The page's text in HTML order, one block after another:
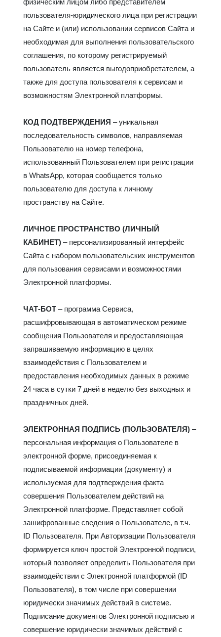
физическим лицом либо представителем
пользователя-юридического лица при регистрации
на Сайте и (или) использовании сервисов Сайта и
необходимая для выполнения пользовательского
соглашения, по которому регистрируемый
пользователь является выгодоприобретателем, а
также для доступа пользователя к сервисам и
возможностям Электронной платформы.
КОД ПОДТВЕРЖДЕНИЯ – уникальная
последовательность символов, направляемая
Пользователю на номер телефона,
использованный Пользователем при регистрации
в WhatsApp, которая сообщается только
пользователю для доступа к личному
пространству на Сайте.
ЛИЧНОЕ ПРОСТРАНСТВО (ЛИЧНЫЙ
КАБИНЕТ) – персонализированный интерфейс
Сайта с набором пользовательских инструментов
для пользования сервисами и возможностями
Электронной платформы.
ЧАТ-БОТ – программа Сервиса,
расшифровывающая в автоматическом режиме
сообщения Пользователя и предоставляющая
запрашиваемую информацию в целях
взаимодействия с Пользователем и
предоставления необходимых данных в режиме
24 часа в сутки 7 дней в неделю без выходных и
праздничных дней.
ЭЛЕКТРОННАЯ ПОДПИСЬ (ПОЛЬЗОВАТЕЛЯ) –
персональная информация о Пользователе в
электронной форме, присоединяемая к
подписываемой информации (документу) и
используемая для подтверждения факта
совершения Пользователем действий на
Электронной платформе. Представляет собой
зашифрованные сведения о Пользователе, в т.ч.
ID Пользователя. При Авторизации Пользователя
формируется ключ простой Электронной подписи,
который позволяет определить Пользователя при
взаимодействии с Электронной платформой (ID
Пользователя), в том числе при совершении
юридически значимых действий в системе.
Подписание документов Электронной подписью и
совершение юридически значимых действий с